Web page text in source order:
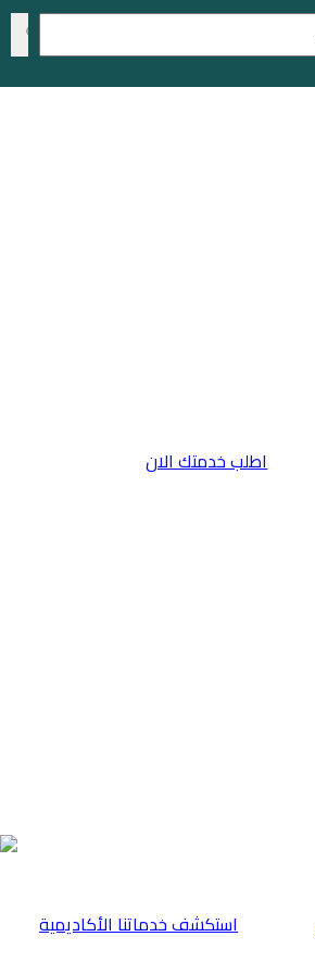
اطلب خدمتك الان
⁠استكشف خدماتنا الأكاديمية